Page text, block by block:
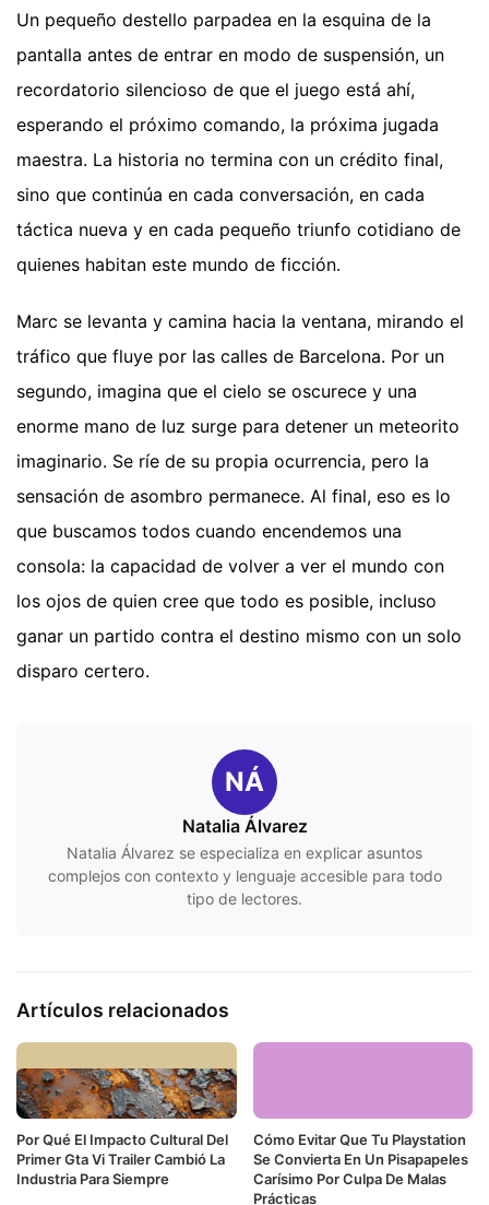
Un pequeño destello parpadea en la esquina de la
pantalla antes de entrar en modo de suspensión, un
recordatorio silencioso de que el juego está ahí,
esperando el próximo comando, la próxima jugada
maestra. La historia no termina con un crédito final,
sino que continúa en cada conversación, en cada
táctica nueva y en cada pequeño triunfo cotidiano de
quienes habitan este mundo de ficción.
Marc se levanta y camina hacia la ventana, mirando el
tráfico que fluye por las calles de Barcelona. Por un
segundo, imagina que el cielo se oscurece y una
enorme mano de luz surge para detener un meteorito
imaginario. Se ríe de su propia ocurrencia, pero la
sensación de asombro permanece. Al final, eso es lo
que buscamos todos cuando encendemos una
consola: la capacidad de volver a ver el mundo con
los ojos de quien cree que todo es posible, incluso
ganar un partido contra el destino mismo con un solo
disparo certero.
NÁ
Natalia Álvarez
Natalia Álvarez se especializa en explicar asuntos
complejos con contexto y lenguaje accesible para todo
tipo de lectores.
Artículos relacionados
Por Qué El Impacto Cultural Del
Primer Gta Vi Trailer Cambió La
Industria Para Siempre
Cómo Evitar Que Tu Playstation
Se Convierta En Un Pisapapeles
Carísimo Por Culpa De Malas
Prácticas